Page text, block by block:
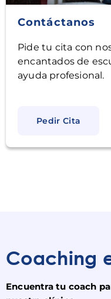
Contáctanos
Pide tu cita con
encantados de
ayuda profesional.
Pedir Cita
Coaching
Encuentra tu coach